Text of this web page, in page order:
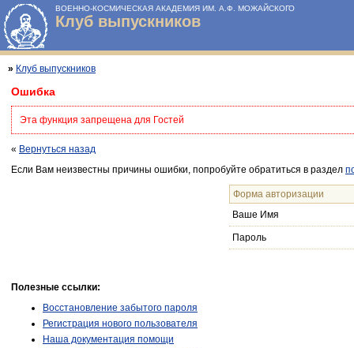
ВОЕННО-КОСМИЧЕСКАЯ АКАДЕМИЯ ИМ. А.Ф. МОЖАЙСКОГО
Клуб выпускников
» Клуб выпускников
Ошибка
Эта функция запрещена для Гостей
« Вернуться назад
Если Вам неизвестны причины ошибки, попробуйте обратиться в раздел
Форма авторизации
Ваше Имя
Пароль
Полезные ссылки:
Восстановление забытого пароля
Регистрация нового пользователя
Наша документация помощи